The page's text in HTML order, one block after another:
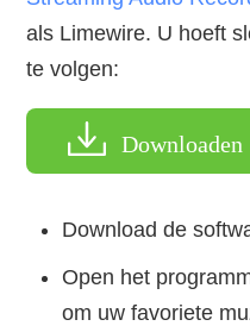
als Limewire. U hoeft
te volgen:
Downloaden
Download de
Open het
om uw favoriete